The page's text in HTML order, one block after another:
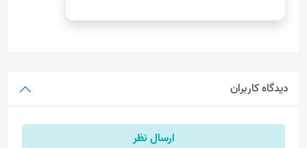
دیدگاه کاربران
ارسال نظر